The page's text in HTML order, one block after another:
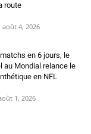
route
août 4, 2026
en 6 jours, le
au Mondial relance le
en NFL
1, 2026